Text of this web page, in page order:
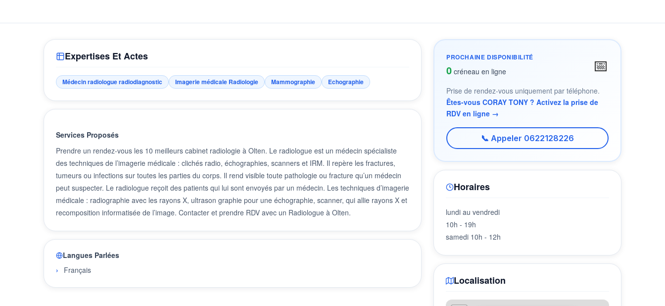
Expertises Et Actes
Médecin radiologue radiodiagnostic Imagerie médicale Radiologie Mammographie Echographie
Services Proposés
Prendre un rendez-vous les 10 meilleurs cabinet radiologie à Olten. Le radiologue est un médecin spécialiste
des techniques de l’imagerie médicale : clichés radio, échographies, scanners et IRM. Il repère les fractures,
tumeurs ou infections sur toutes les parties du corps. Il rend visible toute pathologie ou fracture qu’un médecin
peut suspecter. Le radiologue reçoit des patients qui lui sont envoyés par un médecin. Les techniques d’imagerie
médicale : radiographie avec les rayons X, ultrason graphie pour une échographie, scanner, qui allie rayons X et
recomposition informatisée de l’image. Contacter et prendre RDV avec un Radiologue à Olten.
Langues Parlées
Français
PROCHAINE DISPONIBILITÉ
0 créneau en ligne 📅
Prise de rendez-vous uniquement par téléphone.
Êtes-vous CORAY TONY ? Activez la prise de
RDV en ligne →
📞 Appeler 0622128226
Horaires
lundi au vendredi
10h - 19h
samedi 10h - 12h
Localisation